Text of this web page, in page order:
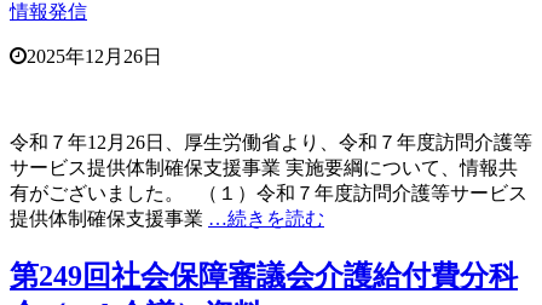
情報発信
2025年12月26日
令和７年12月26日、厚生労働省より、令和７年度訪問介護等
サービス提供体制確保支援事業 実施要綱について、情報共
有がございました。 （１）令和７年度訪問介護等サービス
提供体制確保支援事業 …続きを読む
第249回社会保障審議会介護給付費分科